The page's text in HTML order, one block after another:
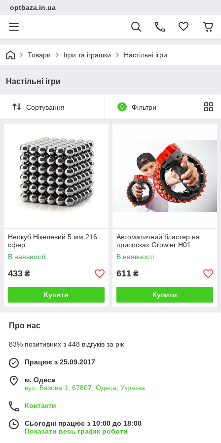
optbaza.in.ua
Товари Ігри та іграшки Настільні ігри
Настільні ігри
Сортування 0 Фільтри
Неокуб Нікелевий 5 мм 216
сфер
В наявності
433 ₴
Купити
Автоматичний бластер на
присосках Growler H01
В наявності
611 ₴
Купити
Про нас
83% позитивних з 448 відгуків за рік
Працює з 25.09.2017
м. Одеса
вул. Базова 1, 67807, Одеса, Україна
Контакти
Сьогодні працює з 10:00 до 18:00
Показати весь графік роботи